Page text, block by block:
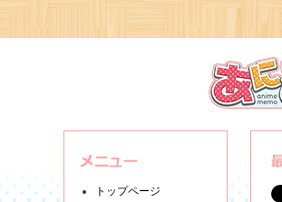
トップページ